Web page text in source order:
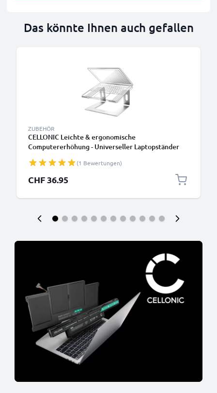
Das könnte Ihnen auch gefallen
ZUBEHÖR
CELLONIC Leichte & ergonomische
Computererhöhung - Universeller Laptopständer
Notebookmodelle(1 Bewertungen)
CHF 36.95